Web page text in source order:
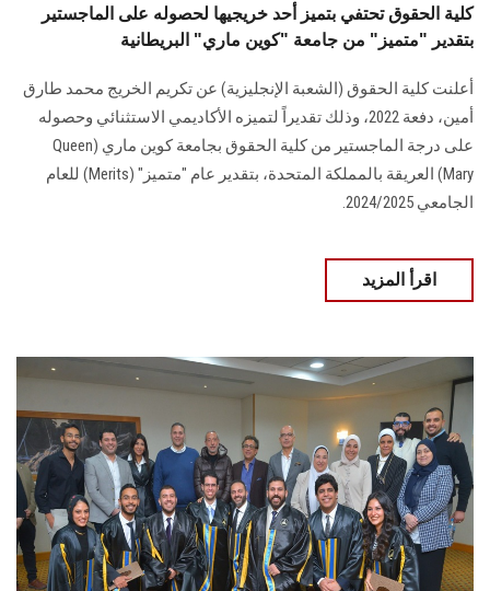
الزائـرون
سجل الان
كلية الحقوق تحتفي بتميز أحد خريجيها لحصوله على الماجستير
بتقدير "متميز" من جامعة "كوين ماري" البريطانية
أعلنت كلية الحقوق (الشعبة الإنجليزية) عن تكريم الخريج محمد طارق
أمين، دفعة 2022، وذلك تقديراً لتميزه الأكاديمي الاستثنائي وحصوله
على درجة الماجستير من كلية الحقوق بجامعة كوين ماري (Queen
Mary) العريقة بالمملكة المتحدة، بتقدير عام "متميز" (Merits) للعام
الجامعي 2024/2025.
اقرأ المزيد